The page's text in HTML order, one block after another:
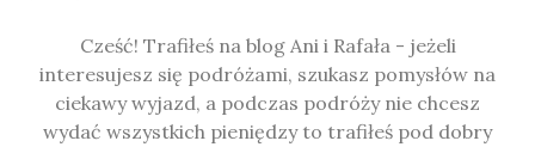
Cześć! Trafiłeś na blog Ani i Rafała - jeżeli
interesujesz się podróżami, szukasz pomysłów na
ciekawy wyjazd, a podczas podróży nie chcesz
wydać wszystkich pieniędzy to trafiłeś pod dobry